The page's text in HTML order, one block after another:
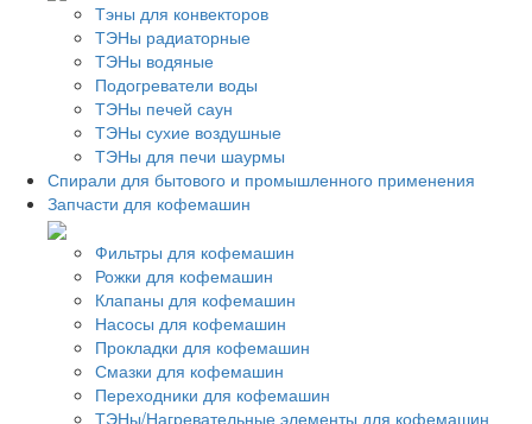
Тэны для конвекторов
ТЭНы радиаторные
ТЭНы водяные
Подогреватели воды
ТЭНы печей саун
ТЭНы сухие воздушные
ТЭНы для печи шаурмы
Спирали для бытового и промышленного применения
Запчасти для кофемашин
Фильтры для кофемашин
Рожки для кофемашин
Клапаны для кофемашин
Насосы для кофемашин
Прокладки для кофемашин
Смазки для кофемашин
Переходники для кофемашин
ТЭНы/Нагревательные элементы для кофемашин